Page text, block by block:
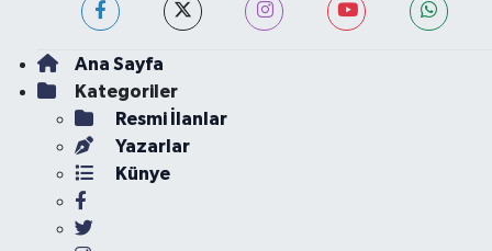
Ana Sayfa
Kategoriler
Resmi İlanlar
Yazarlar
Künye